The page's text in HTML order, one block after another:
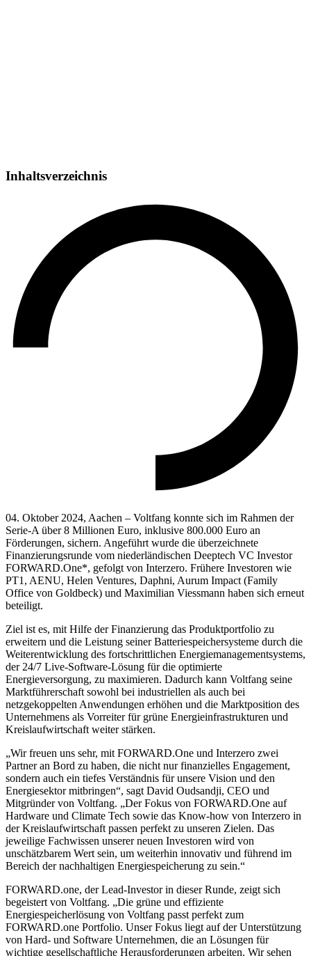
Inhaltsverzeichnis
04. Oktober 2024, Aachen – Voltfang konnte sich im Rahmen der
Serie-A über 8 Millionen Euro, inklusive 800.000 Euro an
Förderungen, sichern. Angeführt wurde die überzeichnete
Finanzierungsrunde vom niederländischen Deeptech VC Investor
FORWARD.One*, gefolgt von Interzero. Frühere Investoren wie
PT1, AENU, Helen Ventures, Daphni, Aurum Impact (Family
Office von Goldbeck) und Maximilian Viessmann haben sich erneut
beteiligt.
Ziel ist es, mit Hilfe der Finanzierung das Produktportfolio zu
erweitern und die Leistung seiner Batteriespeichersysteme durch die
Weiterentwicklung des fortschrittlichen Energiemanagementsystems,
der 24/7 Live-Software-Lösung für die optimierte
Energieversorgung, zu maximieren. Dadurch kann Voltfang seine
Marktführerschaft sowohl bei industriellen als auch bei
netzgekoppelten Anwendungen erhöhen und die Marktposition des
Unternehmens als Vorreiter für grüne Energieinfrastrukturen und
Kreislaufwirtschaft weiter stärken.
„Wir freuen uns sehr, mit FORWARD.One und Interzero zwei
Partner an Bord zu haben, die nicht nur finanzielles Engagement,
sondern auch ein tiefes Verständnis für unsere Vision und den
Energiesektor mitbringen“, sagt David Oudsandji, CEO und
Mitgründer von Voltfang. „Der Fokus von FORWARD.One auf
Hardware und Climate Tech sowie das Know-how von Interzero in
der Kreislaufwirtschaft passen perfekt zu unseren Zielen. Das
jeweilige Fachwissen unserer neuen Investoren wird von
unschätzbarem Wert sein, um weiterhin innovativ und führend im
Bereich der nachhaltigen Energiespeicherung zu sein.“
FORWARD.one, der Lead-Investor in dieser Runde, zeigt sich
begeistert von Voltfang. „Die grüne und effiziente
Energiespeicherlösung von Voltfang passt perfekt zum
FORWARD.one Portfolio. Unser Fokus liegt auf der Unterstützung
von Hard- und Software Unternehmen, die an Lösungen für
wichtige gesellschaftliche Herausforderungen arbeiten. Wir sehen